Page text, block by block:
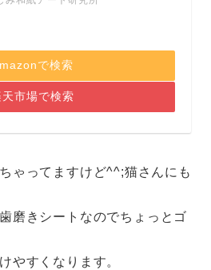
で検索
天市場で検索
ゃってますけど^^;猫さんにも
磨きシートなのでちょっとゴ
やすくなります。